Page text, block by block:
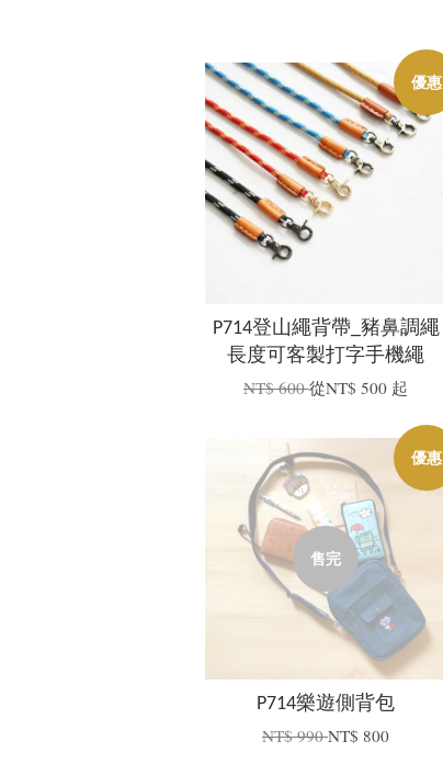
優惠
P714登山繩背帶_豬鼻調繩
長度可客製打字手機繩
NT$ 600從NT$ 500 起
優惠
售完
P714樂遊側背包
NT$ 990NT$ 800